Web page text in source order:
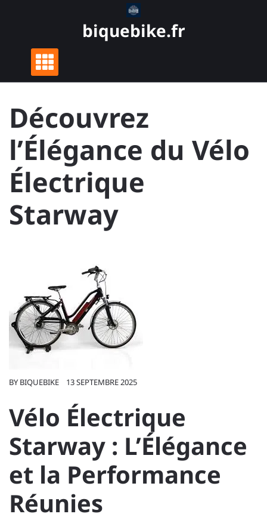
biquebike.fr
Découvrez
l’Élégance du Vélo
Électrique
Starway
BY BIQUEBIKE 13 SEPTEMBRE 2025
Vélo Électrique
Starway : L’Élégance
et la Performance
Réunies